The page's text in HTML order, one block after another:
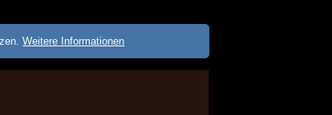
Weitere Informationen